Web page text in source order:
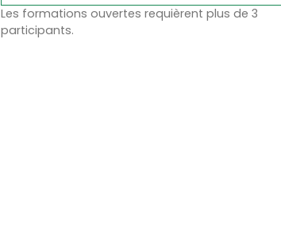
Les formations ouvertes requièrent plus de 3
participants.